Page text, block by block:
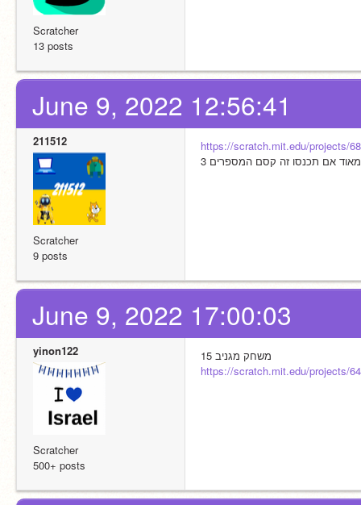
Scratcher
13 posts
June 9, 2022 12:56:41
211512
Scratcher
9 posts
https://scratch.mit.edu/projects/
אם תכנסו זה קסם המספרים 3
June 9, 2022 17:00:03
yinon122
Scratcher
500+ posts
משחק מגניב 15
https://scratch.mit.edu/projects/